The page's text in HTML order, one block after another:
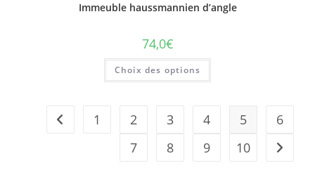
Immeuble haussmannien d’angle
74,0€
Choix des options
1 2 3 4 5
6
7
8 9 10